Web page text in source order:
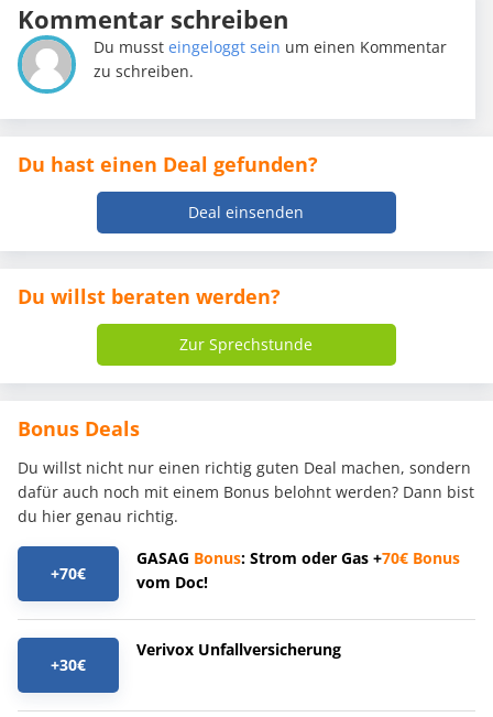
Kommentar schreiben
Du mussteingeloggt sein um einen Kommentar
zu schreiben.
Du hast einen Deal gefunden?
Deal einsenden
Du willst beraten werden?
Zur Sprechstunde
Bonus Deals
Du willst nicht nur einen richtig guten Deal machen, sondern
dafür auch noch mit einem Bonus belohnt werden? Dann bist
du hier genau richtig.
+70€
GASAG Bonus: Strom oder Gas +70€ Bonus
vom Doc!
+30€
Verivox Unfallversicherung